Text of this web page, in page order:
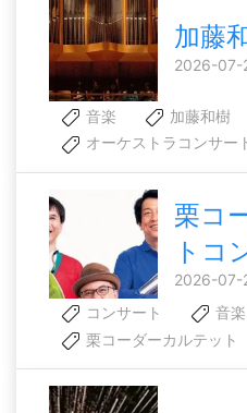
加藤
2026-07-
音楽
加藤和樹
オーケストラコンサー
栗コ
トコ
2026-07-
コンサート
音楽
栗コーダーカルテット